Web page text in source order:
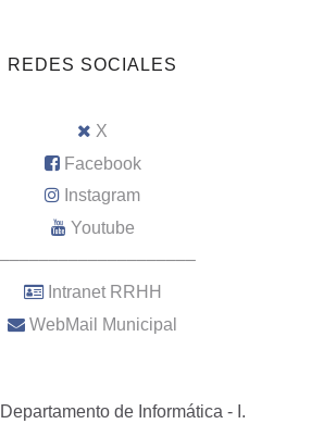
REDES SOCIALES
X
Facebook
Instagram
Youtube
Intranet RRHH
WebMail Municipal
de Informática - I.